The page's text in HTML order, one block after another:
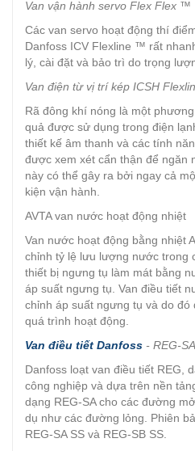
Van vận hành servo Flex Flex ™
Các van servo hoạt động thí
Danfoss ICV Flexline ™ rất
lý, cài đặt và bảo trì do trọng
Van điện từ vị trí kép ICSH
Rã đông khí nóng là một
quả được sử dụng trong điện
thiết kế âm thanh và các tính
được xem xét cẩn thận để ngăn
này có thể gây ra bởi ngay cả
kiện vận hành.
AVTA van nước hoạt động nhiệt
Van nước hoạt động bằng nhiệt
chỉnh tỷ lệ lưu lượng nước trong
thiết bị ngưng tụ làm mát bằng
áp suất ngưng tụ. Van điều tiết
chỉnh áp suất ngưng tụ và do
quá trình hoạt động.
Van điều tiết Danfoss - REG-
Danfoss loạt van điều tiết REG,
công nghiệp và dựa trên nền
dạng REG-SA cho các đường
dụ như các đường lỏng. Phiên
REG-SA SS và REG-SB SS.